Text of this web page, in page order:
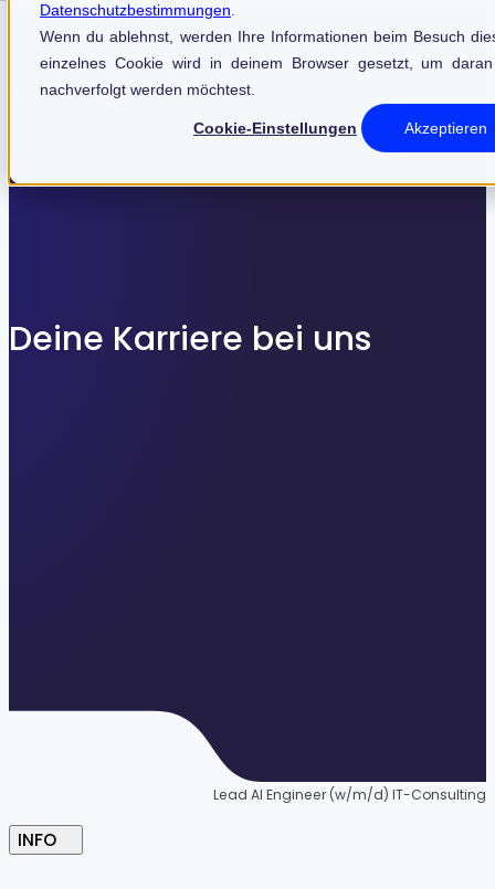
Datenschutzbestimmungen
Wenn du ablehnst, werden Ihre Informationen beim Besuch
einzelnes Cookie wird in deinem Browser gesetzt, um
nachverfolgt werden möchtest.
Cookie-Einstellungen Akzeptieren
Deine Karriere bei uns
Lead AI Engineer (w/m/d) IT-Consulting
INFO
Finden Sie, was zu Ihnen passt